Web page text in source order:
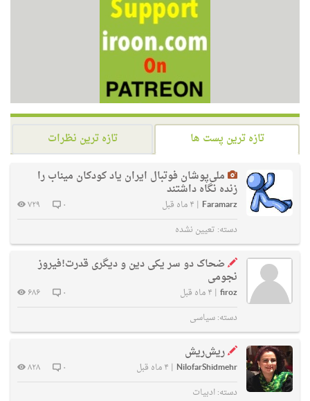
تازه ترین پست ها
تازه ترین نظرات
ملی‌پوشان فوتبال ایران یاد کودکان میناب را
زنده نگاه داشتند
Faramarz
| ۴ ماه قبل ۰
۷۲۹
دسته: تعیین نشده
ضحاک دو سر یکی دین و دیگری قدرت!فیروز
نجومی
firoz
| ۴ ماه قبل ۰
۶۸۶
دسته:سیاسی
ریش‌ریش
NilofarShidmehr
| ۴ ماه قبل ۰
۸۲۸
دسته:ادبیات